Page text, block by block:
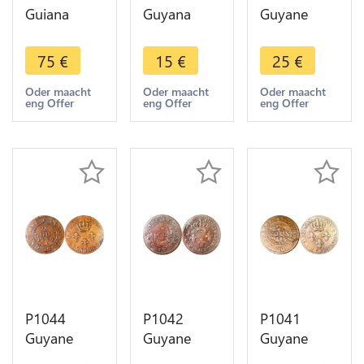
Guiana
Colonies 10
Centimes
Louis
Philippe
Paris
75 €
Oder maacht
eng Offer
Guyana
French
Colonies 5
Centimes
Charles X
>Make
15 €
Oder maacht
eng Offer
Guyane
Colonies 2
Sous Louis
XV Cayenne
1789 A
Locale
25 €
Oder maacht
eng Offer
P1044
Guyane
P1042
Guyane
P1041
Guyane